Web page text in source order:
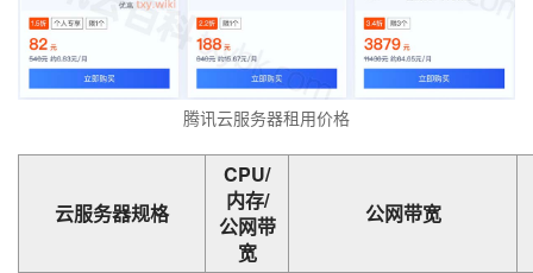
腾讯云服务器租用价格
云服务器规格
CPU/
内存/
公网带
宽
公网带宽